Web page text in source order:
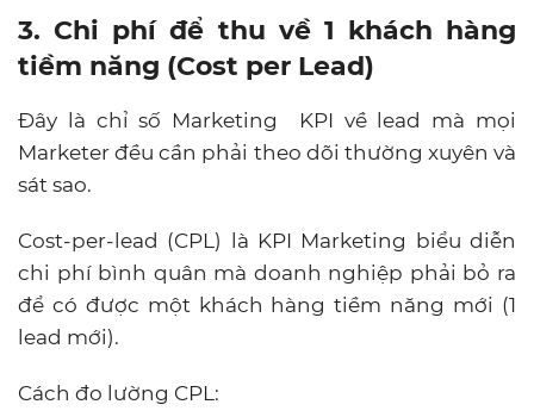
3. Chi phí để thu về 1 khách hàng
tiềm năng (Cost per Lead)
Đây là chỉ số Marketing KPI về lead mà mọi
Marketer đều cần phải theo dõi thường xuyên và
sát sao.
Cost-per-lead (CPL) là KPI Marketing biểu diễn
chi phí bình quân mà doanh nghiệp phải bỏ ra
để có được một khách hàng tiềm năng mới (1
lead mới).
Cách đo lường CPL: